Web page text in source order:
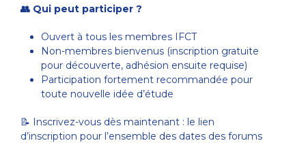
👥 Qui peut participer ?
Ouvert à tous les membres IFCT
Non-membres bienvenus (inscription gratuite
pour découverte, adhésion ensuite requise)
Participation fortement recommandée pour
toute nouvelle idée d’étude
📝 Inscrivez-vous dès maintenant : le lien
d’inscription pour l’ensemble des dates des forums